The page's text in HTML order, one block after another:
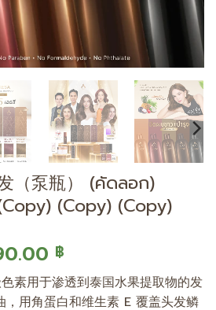
（泵瓶） (คัดลอก)
(Copy) (Copy)
฿
前
价
素用于渗透到泰国水果提取物的发
用角蛋白和维生素 E 覆盖头发鳞